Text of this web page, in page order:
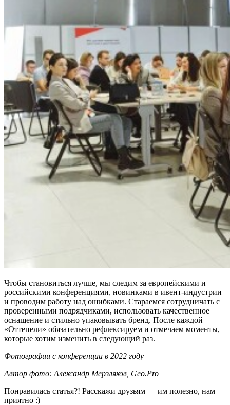
Чтобы становиться лучше, мы следим за европейскими и
российскими конференциями, новинками в ивент-индустрии
и проводим работу над ошибками. Стараемся сотрудничать с
проверенными подрядчиками, использовать качественное
оснащение и стильно упаковывать бренд. После каждой
«Оттепели» обязательно рефлексируем и отмечаем моменты,
которые хотим изменить в следующий раз.
Фотографии с конференции в 2022 году
Автор фото: Александр Мерзляков, Geo.Pro
Понравилась статья?! Расскажи друзьям — им полезно, нам
приятно :)